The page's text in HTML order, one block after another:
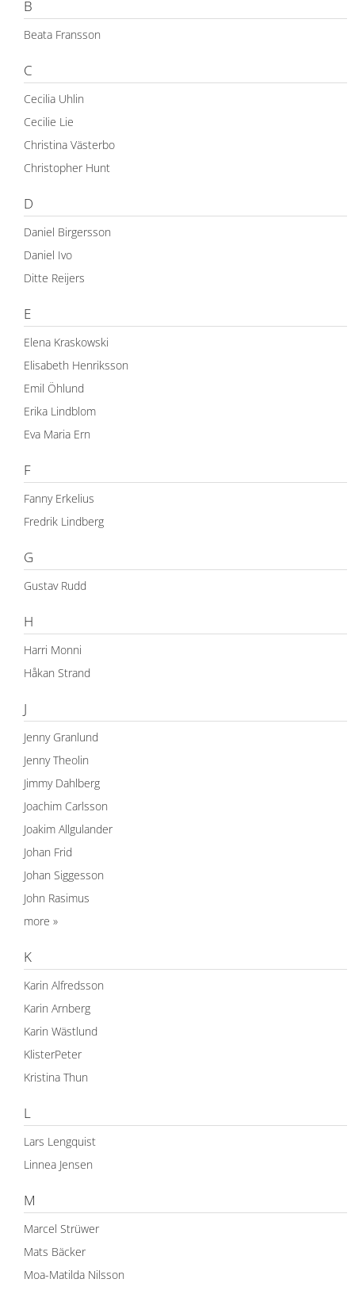
B
Beata Fransson
C
Cecilia Uhlin
Cecilie Lie
Christina Västerbo
Christopher Hunt
D
Daniel Birgersson
Daniel Ivo
Ditte Reijers
E
Elena Kraskowski
Elisabeth Henriksson
Emil Öhlund
Erika Lindblom
Eva Maria Ern
F
Fanny Erkelius
Fredrik Lindberg
G
Gustav Rudd
H
Harri Monni
Håkan Strand
J
Jenny Granlund
Jenny Theolin
Jimmy Dahlberg
Joachim Carlsson
Joakim Allgulander
Johan Frid
Johan Siggesson
John Rasimus
more »
K
Karin Alfredsson
Karin Arnberg
Karin Wästlund
KlisterPeter
Kristina Thun
L
Lars Lengquist
Linnea Jensen
M
Marcel Strüwer
Mats Bäcker
Moa-Matilda Nilsson